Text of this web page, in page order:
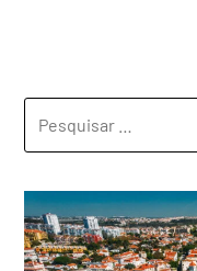
POR: